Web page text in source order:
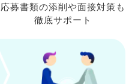
応募書類の添削や面接対策も
徹底サポート